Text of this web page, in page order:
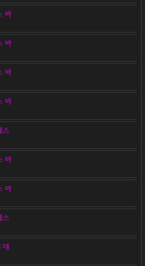
바
바
바
바
스
바
바
스
데